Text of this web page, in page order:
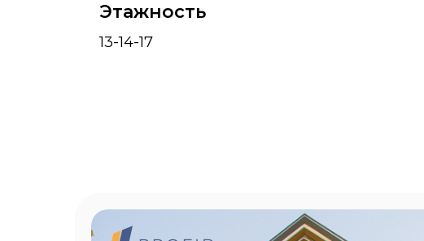
Этажность
13-14-17